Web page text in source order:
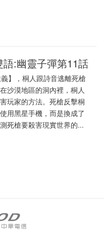
:幽靈子彈第11話
】，桐人跟詩音逃離死槍
沙漠地區的洞內裡，桐人
玩家的方法。死槍反擊桐
用黑星手機，而是換成了
死槍要殺害現實世界的...